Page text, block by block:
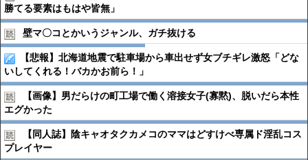
勝てる要素はもはや皆無」
壁マ〇コとかいうジャンル、ガチ抜ける
【悲報】北海道地震で駐車場から車出せず女ブチギレ激怒「どな
いしてくれる！バカかお前ら！」
【画像】男だらけの町工場で働く溶接女子(寡黙)、脱いだら本性
エグかった
【同人誌】陰キャオタクカメコのママはどすけべ専属ド淫乱コス
プレイヤー